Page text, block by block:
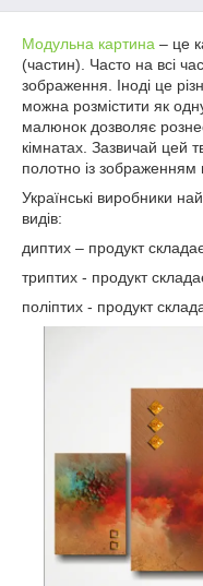
Модульна картина – це
(частин). Часто на всі
зображення. Іноді це
можна розмістити як
малюнок дозволяє
кімнатах. Зазвичай цей
полотно із зображенням
Українські виробники
видів:
диптих – продукт
триптих - продукт
поліптих - продукт